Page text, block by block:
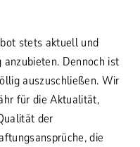
stets aktuell und
Dennoch ist
auszuschließen. Wir
für die Aktualität,
der
die